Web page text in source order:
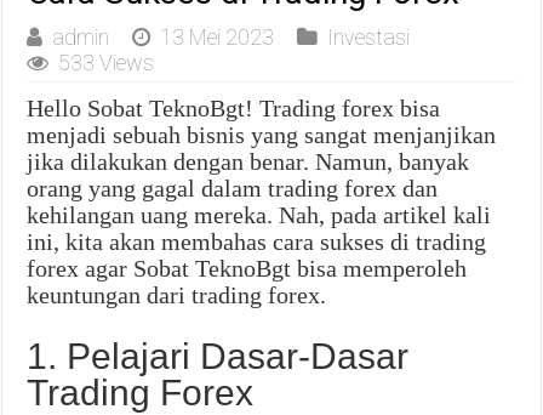
admin 13 Mei 2023
Investasi
533 Views
Hello Sobat TeknoBgt! Trading forex bisa
menjadi sebuah bisnis yang sangat menjanjikan
jika dilakukan dengan benar. Namun, banyak
orang yang gagal dalam trading forex dan
kehilangan uang mereka. Nah, pada artikel kali
ini, kita akan membahas cara sukses di trading
forex agar Sobat TeknoBgt bisa memperoleh
keuntungan dari trading forex.
1. Pelajari Dasar-Dasar
Trading Forex